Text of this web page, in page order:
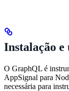
Instalação e
O GraphQL é
AppSignal para
necessária para